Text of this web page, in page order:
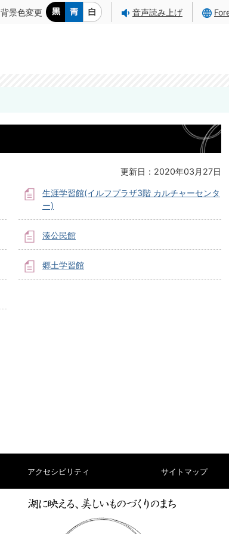
背景色変更 音声読み上げ
更新日：2020年03月27日
生涯学習館(イルフプラザ3階 カルチャーセンタ
ー)
湊公民館
郷土学習館
アクセシビリティ サイトマップ